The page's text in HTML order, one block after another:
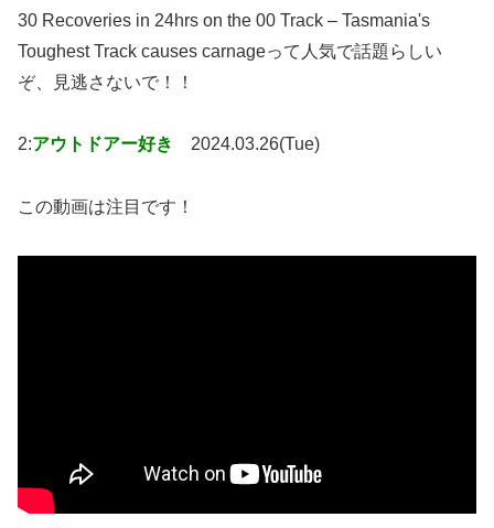
30 Recoveries in 24hrs on the 00 Track – Tasmania's
Toughest Track causes carnageって人気で話題らしい
ぞ、見逃さないで！！
2:アウトドアー好き 2024.03.26(Tue)
この動画は注目です！